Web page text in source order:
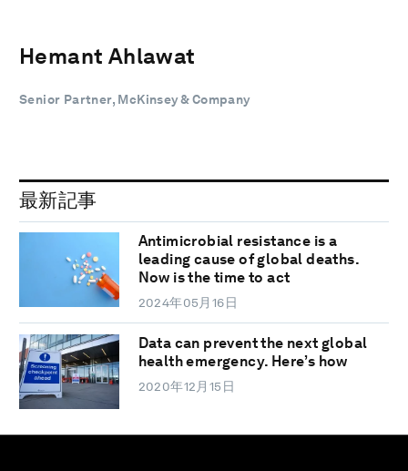
Hemant Ahlawat
Senior Partner, McKinsey & Company
最新記事
Antimicrobial resistance is a
leading cause of global deaths.
Now is the time to act
2024年05月16日
Data can prevent the next global
health emergency. Here’s how
2020年12月15日